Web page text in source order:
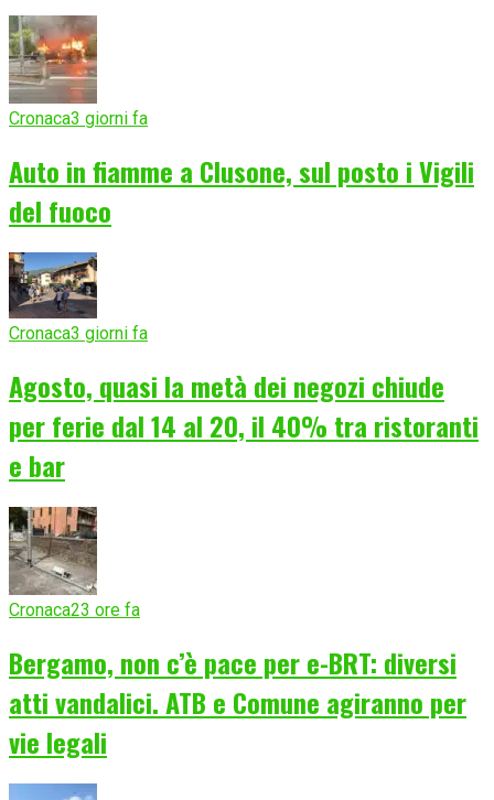
Cronaca3 giorni fa
Auto in fiamme a Clusone, sul posto i Vigili
del fuoco
Cronaca3 giorni fa
Agosto, quasi la metà dei negozi chiude
per ferie dal 14 al 20, il 40% tra ristoranti
e bar
Cronaca23 ore fa
Bergamo, non c’è pace per e-BRT: diversi
atti vandalici. ATB e Comune agiranno per
vie legali